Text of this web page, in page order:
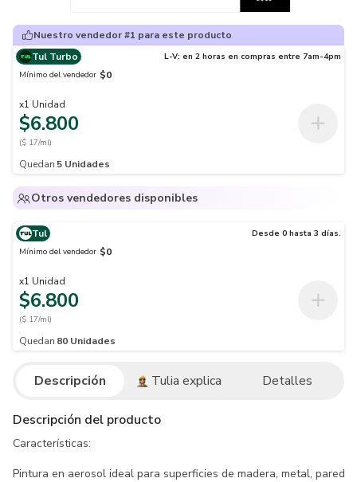
Nuestro vendedor #1 para este producto
Tul Turbo
L-V: en 2 horas en compras entre 7am-4pm
Mínimo del vendedor $0
x1 Unidad
$6.800
($ 17/ml)
Quedan 5 Unidades
Otros vendedores disponibles
Tul
Desde 0 hasta 3 días.
Mínimo del vendedor $0
x1 Unidad
$6.800
($ 17/ml)
Quedan 80 Unidades
Descripción Tulia explica Detalles
Descripción del producto
Características:
Pintura en aerosol ideal para superficies de madera, metal,